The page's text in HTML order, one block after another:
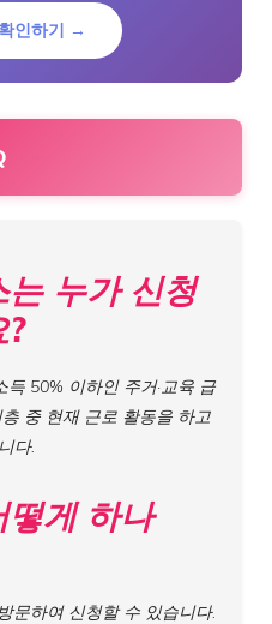
인하기 →
누가 신청
50% 이하인 주거·교육 급
중 현재 근로 활동을 하고
다.
떻게 하나
문하여 신청할 수 있습니다.